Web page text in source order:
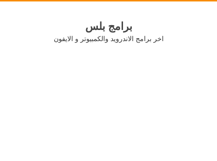
برامج بلس
اخر برامج الاندرويد والكمبيوتر و الايفون